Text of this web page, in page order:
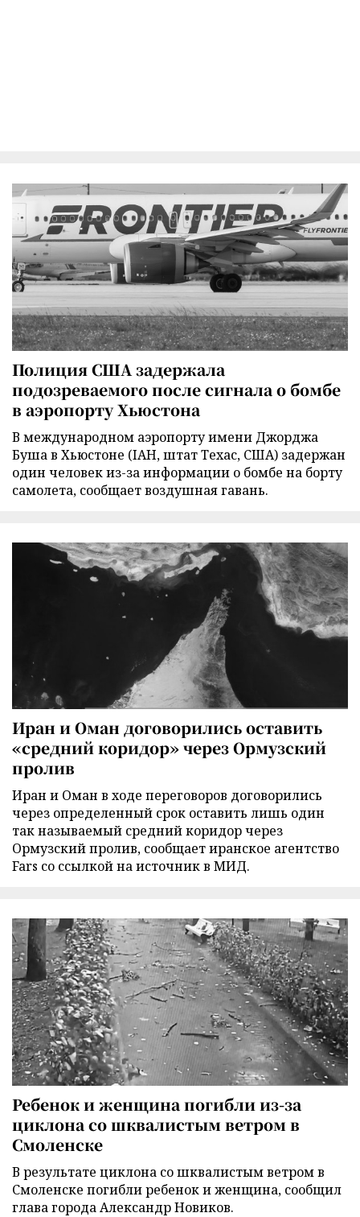
Полиция США задержала
подозреваемого после сигнала о бомбе
в аэропорту Хьюстона
В международном аэропорту имени Джорджа
Буша в Хьюстоне (IAH, штат Техас, США) задержан
один человек из-за информации о бомбе на борту
самолета, сообщает воздушная гавань.
Иран и Оман договорились оставить
«средний коридор» через Ормузский
пролив
Иран и Оман в ходе переговоров договорились
через определенный срок оставить лишь один
так называемый средний коридор через
Ормузский пролив, сообщает иранское агентство
Fars со ссылкой на источник в МИД.
Ребенок и женщина погибли из-за
циклона со шквалистым ветром в
Смоленске
В результате циклона со шквалистым ветром в
Смоленске погибли ребенок и женщина, сообщил
глава города Александр Новиков.